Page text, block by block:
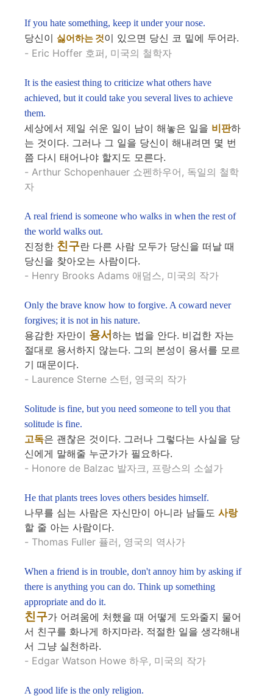
If you hate something, keep it under your nose.
당신이 싫어하는 것이 있으면 당신 코 밑에 두어라.
- Eric Hoffer 호퍼, 미국의 철학자
It is the easiest thing to criticize what others have
achieved, but it could take you several lives to achieve
them.
세상에서 제일 쉬운 일이 남이 해놓은 일을 비판하
는 것이다. 그러나 그 일을 당신이 해내려면 몇 번
쯤 다시 태어나야 할지도 모른다.
- Arthur Schopenhauer 쇼펜하우어, 독일의 철학
자
A real friend is someone who walks in when the rest of
the world walks out.
진정한 친구란 다른 사람 모두가 당신을 떠날 때
당신을 찾아오는 사람이다.
- Henry Brooks Adams 애덤스, 미국의 작가
Only the brave know how to forgive. A coward never
forgives; it is not in his nature.
용감한 자만이 용서 하는 법을 안다. 비겁한 자는
절대로 용서하지 않는다. 그의 본성이 용서를 모르
기 때문이다.
- Laurence Sterne 스턴, 영국의 작가
Solitude is fine, but you need someone to tell you that
solitude is fine.
고독은 괜찮은 것이다. 그러나 그렇다는 사실을 당
신에게 말해줄 누군가가 필요하다.
- Honore de Balzac 발자크, 프랑스의 소설가
He that plants trees loves others besides himself.
나무를 심는 사람은 자신만이 아니라 남들도 사랑
할 줄 아는 사람이다.
- Thomas Fuller 퓰러, 영국의 역사가
When a friend is in trouble, don't annoy him by asking if
there is anything you can do. Think up something
appropriate and do it.
친구가 어려움에 처했을 때 어떻게 도와줄지 물어
서 친구를 화나게 하지마라. 적절한 일을 생각해내
서 그냥 실천하라.
- Edgar Watson Howe 하우, 미국의 작가
A good life is the only religion.